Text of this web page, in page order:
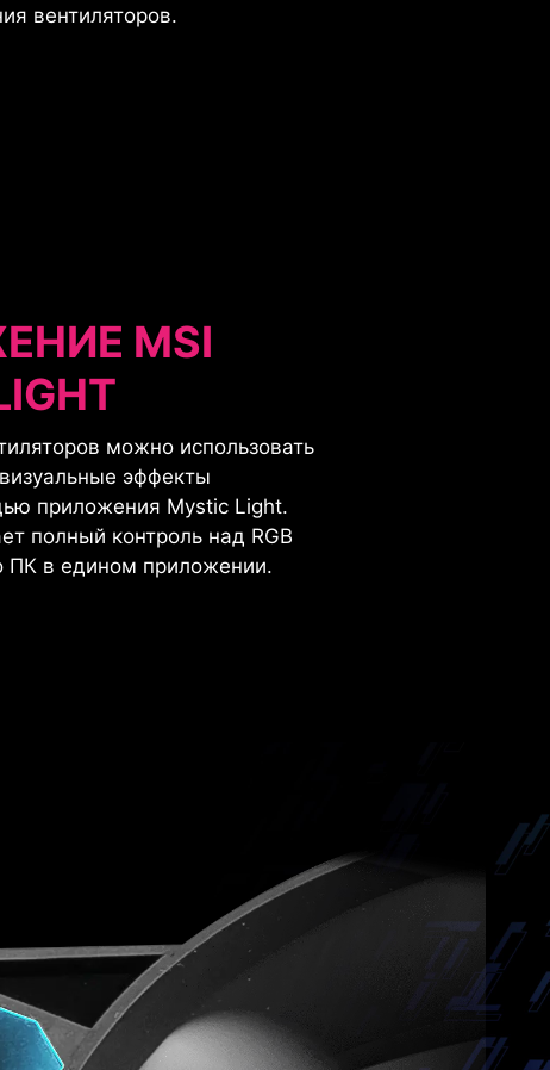
вентиляторов.
MSI
можно использовать
эффекты
приложения Mystic Light.
полный контроль над RGB
ПК в едином приложении.